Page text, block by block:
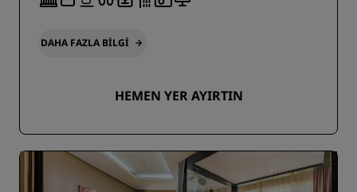
DAHA FAZLA BILGI
HEMEN YER AYIRTIN